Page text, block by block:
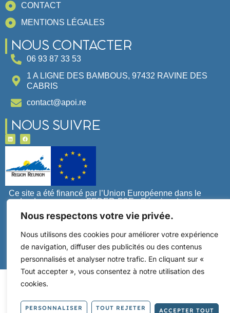
Nous respectons votre vie privée.
Nous utilisons des cookies pour améliorer votre expérience
de navigation, diffuser des publicités ou des contenus
personnalisés et analyser notre trafic. En cliquant sur «
Tout accepter », vous consentez à notre utilisation des
cookies.
PERSONNALISER TOUT REJETER ACCEPTER TOUT
CONTACT
MENTIONS LÉGALES
NOUS CONTACTER
06 93 87 33 53
1 A LIGNE DES BAMBOUS, 97432 RAVINE DES
CABRIS
contact@apoi.re
NOUS SUIVRE
Ce site a été financé par l’Union Européenne dans le
cadre du programme FEDER-FSE+ Réunion dont
s’engage à La Réunion avec le fonds FEDER.